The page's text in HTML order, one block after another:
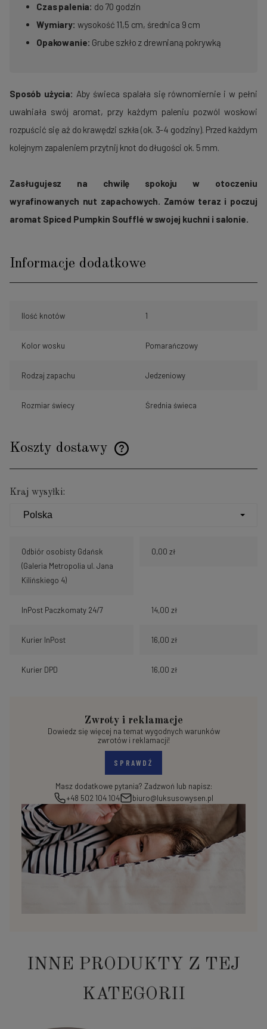
Czas palenia: do 70 godzin
Wymiary: wysokość 11,5 cm, średnica 9 cm
Opakowanie: Grube szkło z drewnianą pokrywką
Sposób użycia: Aby świeca spalała się równomiernie i w pełni
uwalniała swój aromat, przy każdym paleniu pozwól woskowi
rozpuścić się aż do krawędzi szkła (ok. 3-4 godziny). Przed każdym
kolejnym zapaleniem przytnij knot do długości ok. 5 mm.
Zasługujesz na chwilę spokoju w otoczeniu
wyrafinowanych nut zapachowych. Zamów teraz i poczuj
aromat Spiced Pumpkin Soufflé w swojej kuchni i salonie.
Informacje dodatkowe
Ilość knotów 1
Kolor wosku Pomarańczowy
Rodzaj zapachu Jedzeniowy
Rozmiar świecy Średnia świeca
Koszty dostawy
Cena nie zawiera ewentualnych kosztów płatności
Kraj wysyłki:
Odbiór osobisty Gdańsk
(Galeria Metropolia ul. Jana
Kilińskiego 4)
0,00 zł
InPost Paczkomaty 24/7 14,00 zł
Kurier InPost 16,00 zł
Kurier DPD 16,00 zł
Zwroty i reklamacje
Dowiedz się więcej na temat wygodnych warunków
zwrotów i reklamacji!
SPRAWDŹ
Masz dodatkowe pytania? Zadzwoń lub napisz:
+48 502 104 104
biuro@luksusowysen.pl
INNE PRODUKTY Z TEJ
KATEGORII